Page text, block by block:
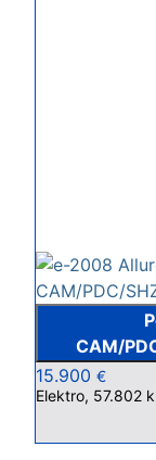
CAM/
15.900 €
Elektro, 57.802